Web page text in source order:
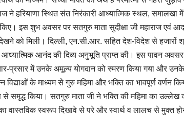
ने हरियाणा स्थित संत निरंकारी आध्यात्मिक स्थल,
इस शुभ अवसर पर सतगुरु माता सुदीक्षा जी महाराज एवं
को मिली। दिल्ली, एन.सी.आर. सहित देश-विदेश से हजारों
आनंद की दिव्य अनुभूति प्राप्त की। इस पावन
प्रसार में उनके अमूल्य योगदान को स्मरण किया गया और
के माध्यम से गुरु महिमा और भक्ति का भावपूर्ण वर्णन
समृद्ध किया। सतगुरु माता जी ने भक्ति की महिमा का उल्लेख
वास्तविक स्वरूप दिखावे से परे और स्वार्थ व लालच से मुक्त